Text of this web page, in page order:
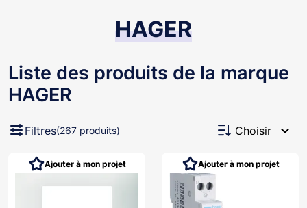
HAGER
Liste des produits de la marque
HAGER
Filtres(267 produits) Choisir expand_more
Ajouter à mon projet Ajouter à mon projet